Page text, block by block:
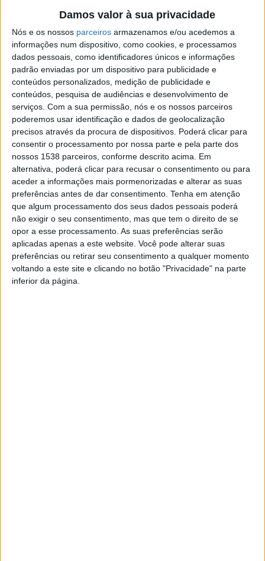
Damos valor à sua privacidade
Nós e os nossos parceiros armazenamos e/ou acedemos a
informações num dispositivo, como cookies, e processamos
dados pessoais, como identificadores únicos e informações
padrão enviadas por um dispositivo para publicidade e
conteúdos personalizados, medição de publicidade e
conteúdos, pesquisa de audiências e desenvolvimento de
serviços. Com a sua permissão, nós e os nossos parceiros
poderemos usar identificação e dados de geolocalização
precisos através da procura de dispositivos. Poderá clicar para
consentir o processamento por nossa parte e pela parte dos
nossos 1538 parceiros, conforme descrito acima. Em
alternativa, poderá clicar para recusar o consentimento ou para
aceder a informações mais pormenorizadas e alterar as suas
preferências antes de dar consentimento. Tenha em atenção
que algum processamento dos seus dados pessoais poderá
não exigir o seu consentimento, mas que tem o direito de se
opor a esse processamento. As suas preferências serão
aplicadas apenas a este website. Você pode alterar suas
preferências ou retirar seu consentimento a qualquer momento
voltando a este site e clicando no botão "Privacidade" na parte
inferior da página.
Lisboa)”, segunda a Class 98.7 FM Notícias.
Entretanto, residentes em Cojedes denunciaram aos
jornalistas que os apagões elétricos e a falta de
iluminação nas ruas daquela localidade têm facilitado a
presença e ataques de criminosos.
Na Venezuela, são frequentes as queixas sobre a
insegurança no país, situação que afeta tanto cidadãos
nacionais como estrangeiros.